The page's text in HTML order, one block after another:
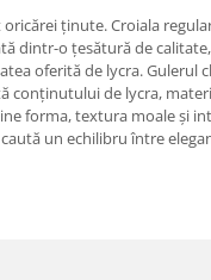
ținute. Croiala
dintr-o țesătură de
oferită de lycra. Gulerul
conținutului de lycra,
forma, textura moale și
un echilibru între